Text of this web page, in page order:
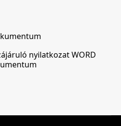
nyilatkozat WORD